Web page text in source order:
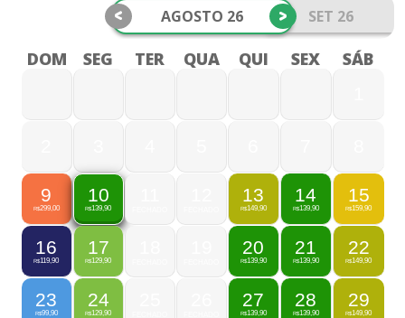
AGOSTO 26 SET 26
< >
DOM SEG TER QUA QUI SEX SÁB
9
R$299,00
10
R$139,90
13
R$149,90
14
R$139,90
15
R$159,90
16
R$119,90
17
R$129,90
20
R$139,90
21
R$139,90
22
R$149,90
23
R$99,90
24
R$129,90
27
R$139,90
28
R$139,90
29
R$149,90